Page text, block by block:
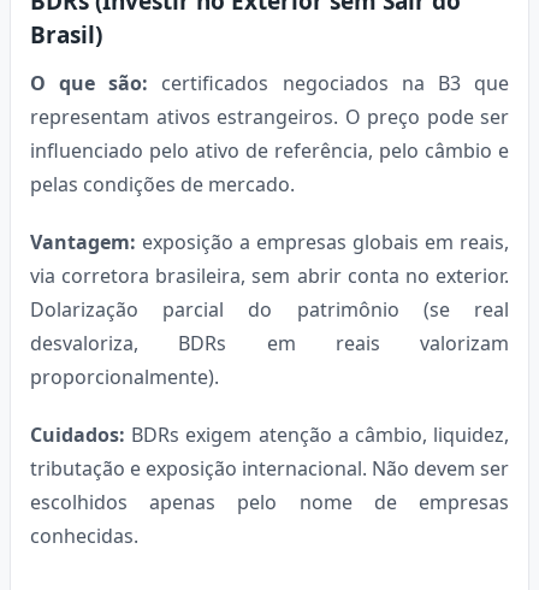
Brasil)
O que são: certificados negociados na B3 que
representam ativos estrangeiros. O preço pode ser
influenciado pelo ativo de referência, pelo câmbio e
pelas condições de mercado.
Vantagem: exposição a empresas globais em reais,
via corretora brasileira, sem abrir conta no exterior.
Dolarização parcial do patrimônio (se real
desvaloriza, BDRs em reais valorizam
proporcionalmente).
Cuidados: BDRs exigem atenção a câmbio, liquidez,
tributação e exposição internacional. Não devem ser
escolhidos apenas pelo nome de empresas
conhecidas.